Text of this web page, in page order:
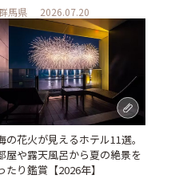
馬県 2026.07.20
の花火が見えるホテル11選。
屋や露天風呂から夏の絶景を
たり鑑賞【2026年】